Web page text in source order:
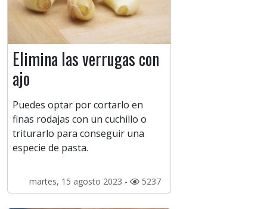
Elimina las verrugas con
ajo
Puedes optar por cortarlo en
finas rodajas con un cuchillo o
triturarlo para conseguir una
especie de pasta.
martes, 15 agosto 2023 - 5237